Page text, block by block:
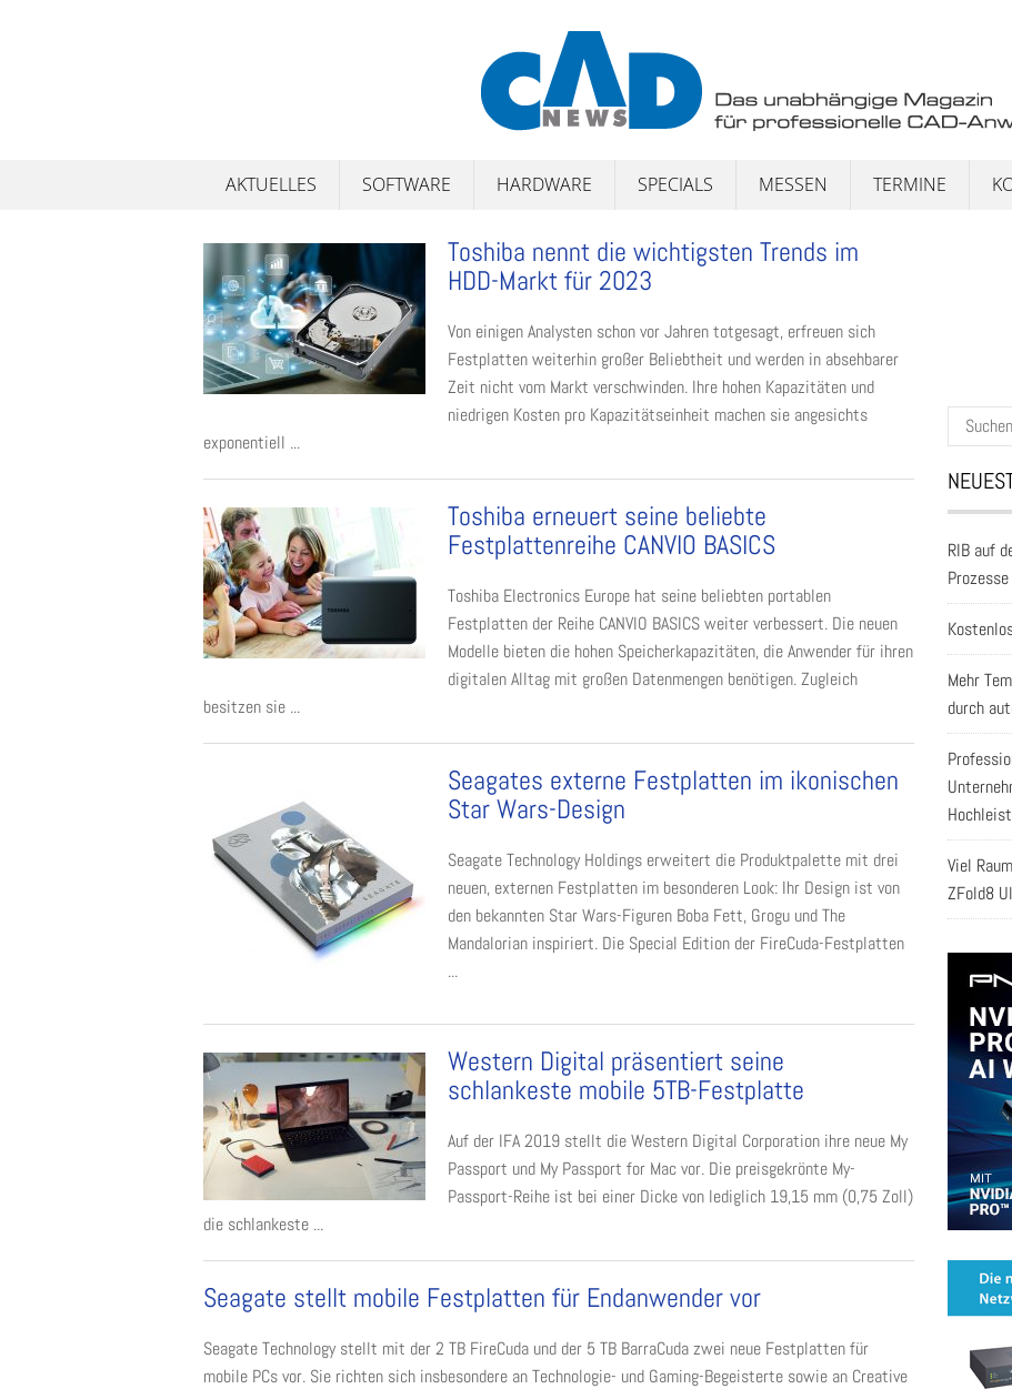
AKTUELLES SOFTWARE HARDWARE SPECIALS MESSEN TERMINE
Toshiba nennt die wichtigsten Trends im
HDD-Markt für 2023​
Von einigen Analysten schon vor Jahren totgesagt, erfreuen sich
Festplatten weiterhin großer Beliebtheit und werden in absehbarer
Zeit nicht vom Markt verschwinden. Ihre hohen Kapazitäten und
niedrigen Kosten pro Kapazitätseinheit machen sie angesichts
exponentiell ...
Toshiba erneuert seine beliebte
Festplattenreihe CANVIO BASICS
Toshiba Electronics Europe hat seine beliebten portablen
Festplatten der Reihe CANVIO BASICS weiter verbessert. Die neuen
Modelle bieten die hohen Speicherkapazitäten, die Anwender für ihren
digitalen Alltag mit großen Datenmengen benötigen. Zugleich
besitzen sie ...
Seagates externe Festplatten im ikonischen
Star Wars-Design
Seagate Technology Holdings erweitert die Produktpalette mit drei
neuen, externen Festplatten im besonderen Look: Ihr Design ist von
den bekannten Star Wars-­Figuren Boba Fett, Grogu und The
Mandalorian inspiriert. Die Special Edition der FireCuda-Festplatten
...
Western Digital präsentiert seine
schlankeste mobile 5TB-Festplatte
Auf der IFA 2019 stellt die Western Digital Corporation ihre neue My
Passport und My Passport for Mac vor. Die preisgekrönte My-
Passport-Reihe ist bei einer Dicke von lediglich 19,15 mm (0,75 Zoll)
die schlankeste ...
Seagate stellt mobile Festplatten für Endanwender vor
Seagate Technology stellt mit der 2 TB FireCuda und der 5 TB BarraCuda zwei neue Festplatten für
mobile PCs vor. Sie richten sich insbesondere an Technologie- und Gaming-Begeisterte sowie an Creative
Suchen
nach:
RIB auf
Mehr
durch
Viel
ZFold8